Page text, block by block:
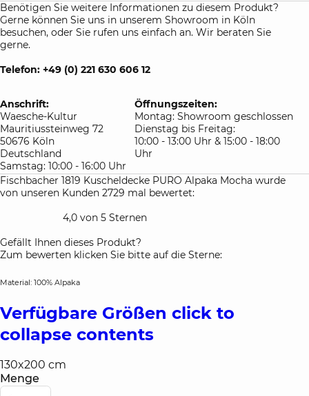
Benötigen Sie weitere Informationen zu diesem Produkt?
Gerne können Sie uns in unserem Showroom in Köln
besuchen, oder Sie rufen uns einfach an. Wir beraten Sie
gerne.
Telefon: +49 (0) 221 630 606 12
Anschrift:
Waesche-Kultur
Mauritiussteinweg 72
50676 Köln
Deutschland
Öffnungszeiten:
Montag: Showroom geschlossen
Dienstag bis Freitag:
10:00 - 13:00 Uhr & 15:00 - 18:00
Uhr
Samstag: 10:00 - 16:00 Uhr
Fischbacher 1819 Kuscheldecke PURO Alpaka Mocha wurde
von unseren Kunden 2729 mal bewertet:
4,0 von 5 Sternen
Gefällt Ihnen dieses Produkt?
Zum bewerten klicken Sie bitte auf die Sterne:
Material: 100% Alpaka
Verfügbare Größen click to
collapse contents
130x200 cm
Menge